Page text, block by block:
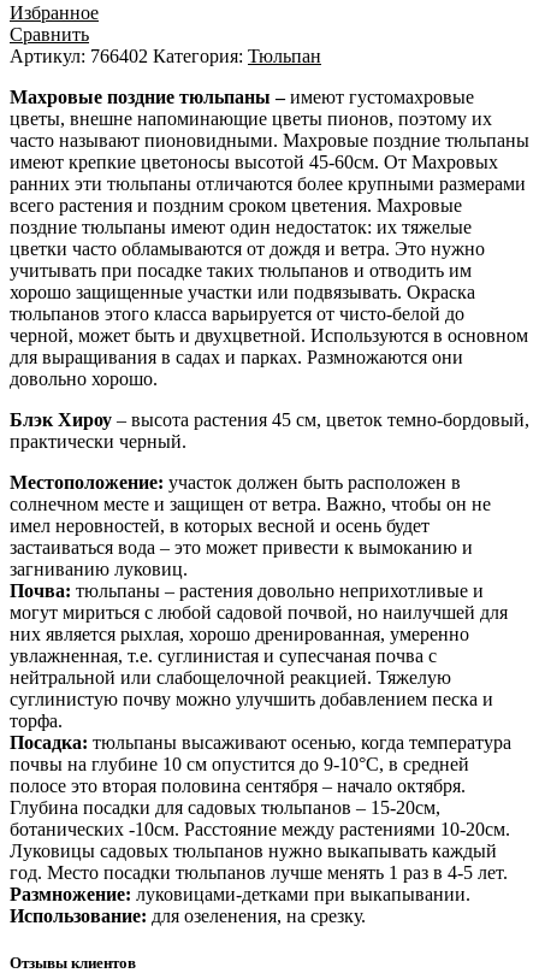
Избранное
Сравнить
Артикул: 766402 Категория: Тюльпан
Махровые поздние тюльпаны –имеют густомахровые
цветы, внешне напоминающие цветы пионов, поэтому их
часто называют пионовидными. Махровые поздние тюльпаны
имеют крепкие цветоносы высотой 45-60см. От Махровых
ранних эти тюльпаны отличаются более крупными размерами
всего растения и поздним сроком цветения. Махровые
поздние тюльпаны имеют один недостаток: их тяжелые
цветки часто обламываются от дождя и ветра. Это нужно
учитывать при посадке таких тюльпанов и отводить им
хорошо защищенные участки или подвязывать. Окраска
тюльпанов этого класса варьируется от чисто-белой до
черной, может быть и двухцветной. Используются в основном
для выращивания в садах и парках. Размножаются они
довольно хорошо.
Блэк Хироу – высота растения 45 см, цветок темно-бордовый,
практически черный.
Местоположение: участок должен быть расположен в
солнечном месте и защищен от ветра. Важно, чтобы он не
имел неровностей, в которых весной и осень будет
застаиваться вода – это может привести к вымоканию и
загниванию луковиц.
Почва: тюльпаны – растения довольно неприхотливые и
могут мириться с любой садовой почвой, но наилучшей для
них является рыхлая, хорошо дренированная, умеренно
увлажненная, т.е. суглинистая и супесчаная почва с
нейтральной или слабощелочной реакцией. Тяжелую
суглинистую почву можно улучшить добавлением песка и
торфа.
Посадка: тюльпаны высаживают осенью, когда температура
почвы на глубине 10 см опустится до 9-10°С, в средней
полосе это вторая половина сентября – начало октября.
Глубина посадки для садовых тюльпанов – 15-20см,
ботанических -10см. Расстояние между растениями 10-20см.
Луковицы садовых тюльпанов нужно выкапывать каждый
год. Место посадки тюльпанов лучше менять 1 раз в 4-5 лет.
Размножение: луковицами-детками при выкапывании.
Использование: для озеленения, на срезку.
Отзывы клиентов